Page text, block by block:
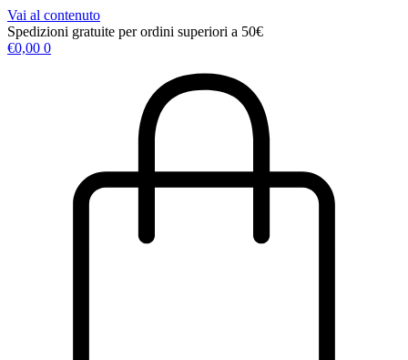
Vai al contenuto
Spedizioni gratuite per ordini superiori a 50€
€0,00 0